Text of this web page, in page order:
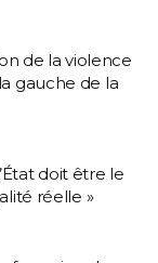
de la violence
gauche de la
doit être le
réelle »